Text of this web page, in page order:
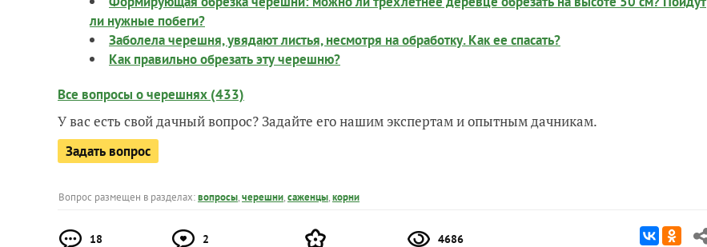
ли нужные побеги?
Заболела черешня, увядают листья, несмотря на обработку. Как ее спасать?
Как правильно обрезать эту черешню?
Все вопросы о черешнях (433)
У вас есть свой дачный вопрос? Задайте его нашим экспертам и опытным дачникам.
Задать вопрос
Вопрос размещен в разделах:вопросы,черешни,саженцы,корни
18
2
4686